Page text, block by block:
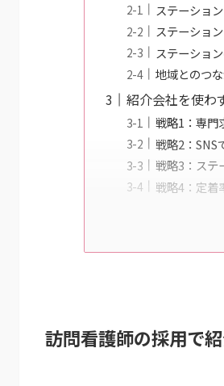
ステーショ
ステーショ
ステーショ
地域とのつ
紹介会社を使わ
戦略1：専門
戦略2：SNS
戦略3：ステ
戦略4：定着
訪問看護師の採用で